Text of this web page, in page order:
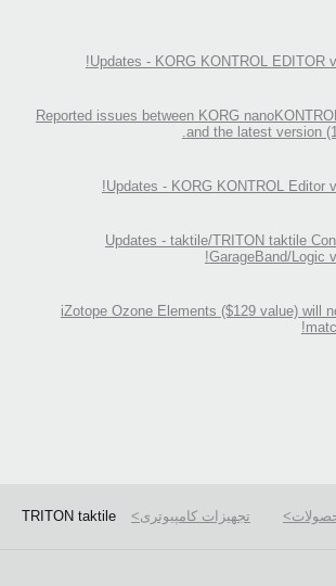
Updates - KORG KONTROL EDITOR
Reported issues between KORG
and the latest version
Updates - KORG KONTROL Editor
Updates - taktile/TRITON taktile
GarageBand/Logic
iZotope Ozone Elements ($129 value) will
تجهیزات کامپیوتری TRITON taktile